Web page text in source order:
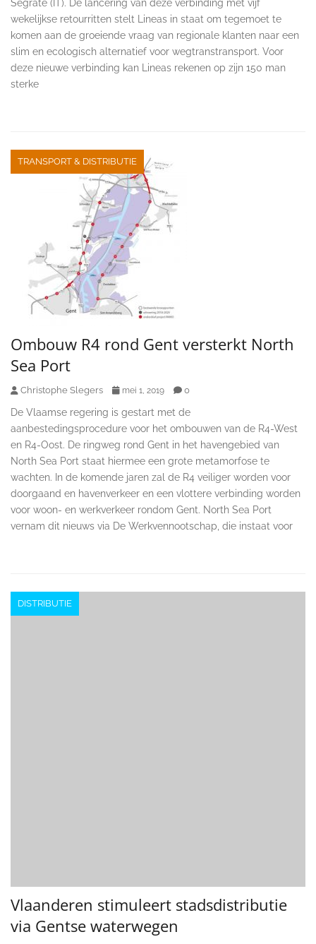
Segrate (IT). De lancering van deze verbinding met vijf
wekelijkse retourritten stelt Lineas in staat om tegemoet te
komen aan de groeiende vraag van regionale klanten naar een
slim en ecologisch alternatief voor wegtranstransport. Voor
deze nieuwe verbinding kan Lineas rekenen op zijn 150 man
sterke
TRANSPORT & DISTRIBUTIE
Ombouw R4 rond Gent versterkt North
Sea Port
Christophe Slegers mei 1, 2019 0
De Vlaamse regering is gestart met de
aanbestedingsprocedure voor het ombouwen van de R4-West
en R4-Oost. De ringweg rond Gent in het havengebied van
North Sea Port staat hiermee een grote metamorfose te
wachten. In de komende jaren zal de R4 veiliger worden voor
doorgaand en havenverkeer en een vlottere verbinding worden
voor woon- en werkverkeer rondom Gent. North Sea Port
vernam dit nieuws via De Werkvennootschap, die instaat voor
DISTRIBUTIE
Vlaanderen stimuleert stadsdistributie
via Gentse waterwegen